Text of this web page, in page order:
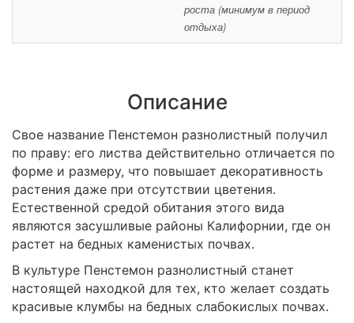
роста (минимум в период
отдыха)
Описание
Свое название Пенстемон разнолистный получил
по праву: его листва действительно отличается по
форме и размеру, что повышает декоративность
растения даже при отсутствии цветения.
Естественной средой обитания этого вида
являются засушливые районы Калифорнии, где он
растет на бедных каменистых почвах.
В культуре Пенстемон разнолистный станет
настоящей находкой для тех, кто желает создать
красивые клумбы на бедных слабокислых почвах.